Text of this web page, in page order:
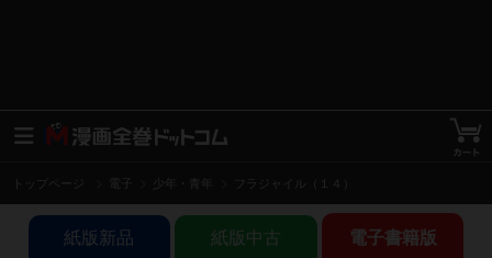
トップページ 少年・青年 フラジャイル（１４）
紙版新品 紙版中古 電子書籍版